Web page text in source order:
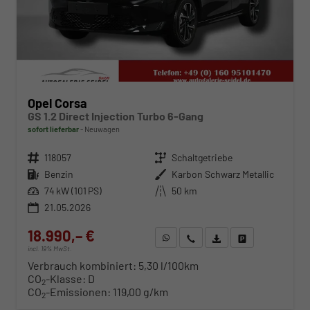
Opel Corsa
GS 1.2 Direct Injection Turbo 6-Gang
sofort lieferbar Neuwagen
Fahrzeugnr. 118057 Getriebe Schaltgetriebe
Kraftstoff Benzin Außenfarbe Karbon Schwarz Metallic
Leistung 74 kW (101 PS) Kilometerstand 50 km
21.05.2026
18.990,– €
incl. 19% MwSt.
WhatsApp anfragen
Wir rufen Sie anFahrzeugexposé (PDF)
Verbrauch kombiniert: 5,30 l/100km
CO2-Klasse: D
CO2-Emissionen: 119,00 g/km